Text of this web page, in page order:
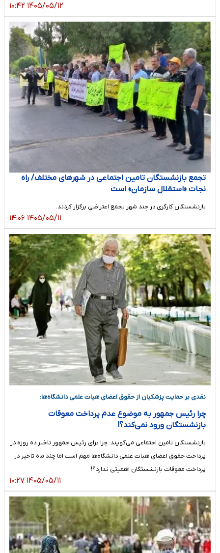
۱۴۰۵/۰۵/۱۲ ۱۰:۴۲
تجمع بازنشستگان تامین اجتماعی در شهرهای مختلف/ راه
نجات «استقلال سازمان» است
بازنشستگان کارگری در چند شهر تجمع اعتراضی برگزار کردند.
۱۴۰۵/۰۵/۱۱ ۱۴:۰۶
نقدی بر حمایت پزشکیان از حقوق اعضای هیات علمی دانشگاه‌ها:
چرا رئیس جمهور به موضوع عدم پرداخت معوقات
بازنشستگان ورود نمی‌کند؟!
بازنشستگان تامین اجتماعی می‌گویند: چرا برای رئیس جمهور تاخیر ده روزه در
پرداخت حقوق اعضای هیات علمی دانشگاه‌ها مهم است اما چند ماه تاخیر در
پرداخت معوقات بازنشستگان اهمیتی ندارد؟!
۱۴۰۵/۰۵/۱۱ ۱۰:۲۷